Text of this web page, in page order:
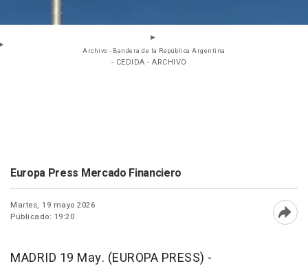
Archivo - Bandera de la República Argentina
- CEDIDA - ARCHIVO
Europa Press Mercado Financiero
Martes, 19 mayo 2026
Publicado: 19:20
MADRID 19 May. (EUROPA PRESS) -